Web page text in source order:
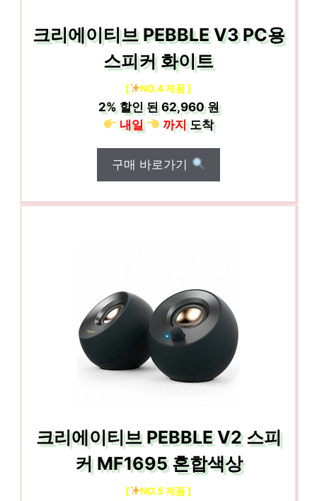
크리에이티브 PEBBLE V3 PC용
스피커 화이트
[ NO.4 제품 ]
2%할인 된62,960 원
내일
까지도착
구매 바로가기
크리에이티브 PEBBLE V2 스피
커 MF1695 혼합색상
[ NO.5 제품 ]